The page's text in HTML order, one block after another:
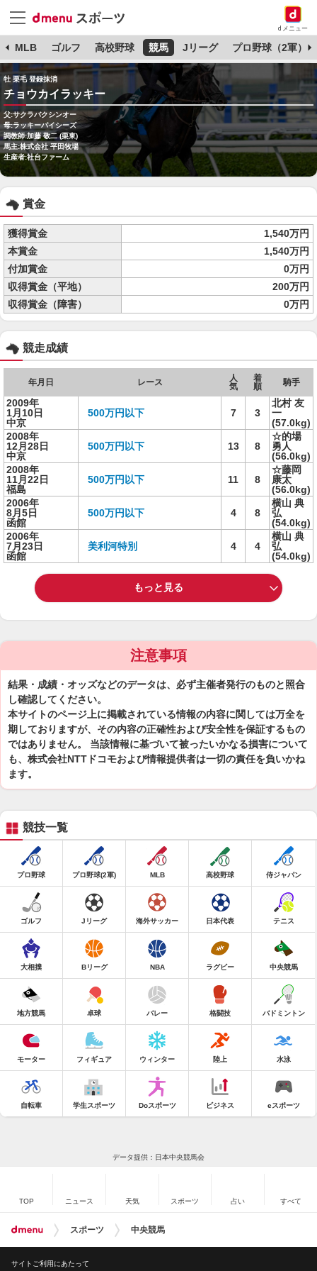
dメニュー
MLB ゴルフ 高校野球 競馬 Jリーグ プロ野球（2軍）
牡 栗毛 登録抹消
チョウカイラッキー
父:サクラバクシンオー
母:ラッキーパイシーズ
調教師:加藤 敬二 (栗東)
馬主:株式会社 平田牧場
生産者:社台ファーム
賞金
獲得賞金
1,540万円
本賞金
1,540万円
付加賞金
0万円
収得賞金（平地）
200万円
収得賞金（障害）
0万円
競走成績
年月日 レース
人
気
着
順
騎手
2009年
1月10日
中京
500万円以下 7 3
北村 友
一
(57.0kg)
2008年
12月28日
中京
500万円以下 13 8
☆的場
勇人
(56.0kg)
2008年
11月22日
福島
500万円以下 11 8
☆藤岡
康太
(56.0kg)
2006年
8月5日
函館
500万円以下 4 8
横山 典
弘
(54.0kg)
2006年
7月23日
函館
美利河特別 4 4
横山 典
弘
(54.0kg)
もっと見る
注意事項
結果・成績・オッズなどのデータは、必ず主催者発行のものと照合
し確認してください。
本サイトのページ上に掲載されている情報の内容に関しては万全を
期しておりますが、その内容の正確性および安全性を保証するもの
ではありません。 当該情報に基づいて被ったいかなる損害について
も、株式会社NTTドコモおよび情報提供者は一切の責任を負いかね
ます。
競技一覧
プロ野球 プロ野球(2軍) MLB 高校野球 侍ジャパン
ゴルフ Jリーグ 海外サッカー 日本代表 テニス
大相撲 Bリーグ NBA ラグビー 中央競馬
地方競馬 卓球 バレー 格闘技 バドミントン
モーター フィギュア ウィンター 陸上 水泳
自転車 学生スポーツ Doスポーツ ビジネス eスポーツ
データ提供：日本中央競馬会
TOP ニュース 天気 スポーツ 占い すべて
スポーツ 中央競馬
サイトご利用にあたって